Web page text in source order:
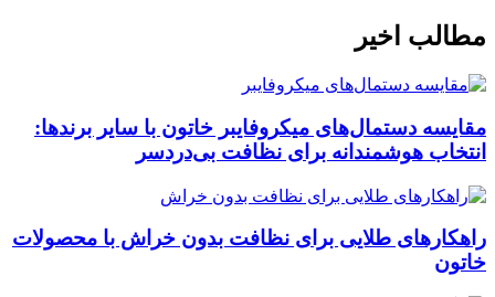
مطالب اخیر
مقایسه دستمال‌های میکروفایبر خاتون با سایر برندها:
انتخاب هوشمندانه برای نظافت بی‌دردسر
راهکارهای طلایی برای نظافت بدون خراش با محصولات
خاتون